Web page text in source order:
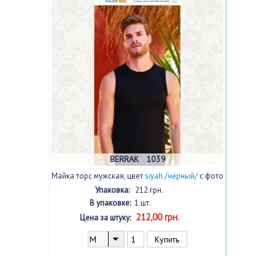
BERRAK 1039
Майка торс мужская, цветsiyah /черный/ с фото
Упаковка: 212 грн.
В упаковке:1 шт.
Цена за штуку:212,00 грн.